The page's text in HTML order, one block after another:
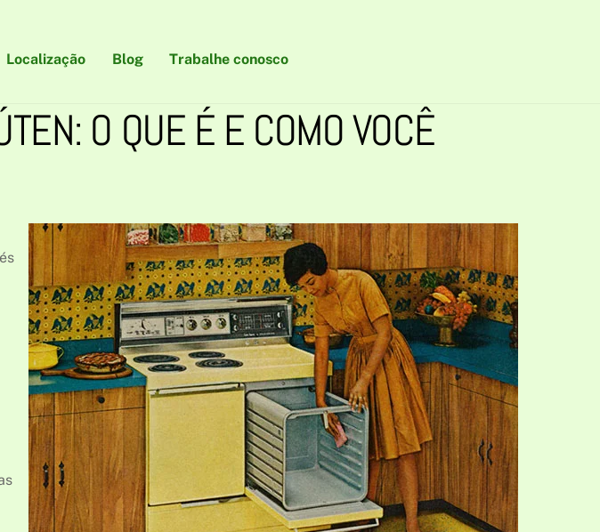
Localização Blog Trabalhe conosco
O QUE É E COMO VOCÊ